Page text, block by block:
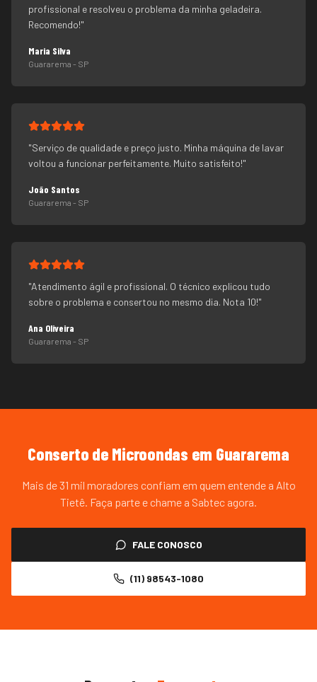
profissional e resolveu o problema da minha geladeira.
Recomendo!"
Maria Silva
Guararema - SP
"Serviço de qualidade e preço justo. Minha máquina de lavar
voltou a funcionar perfeitamente. Muito satisfeito!"
João Santos
Guararema - SP
"Atendimento ágil e profissional. O técnico explicou tudo
sobre o problema e consertou no mesmo dia. Nota 10!"
Ana Oliveira
Guararema - SP
Conserto de Microondas em Guararema
Mais de 31 mil moradores confiam em quem entende a Alto
Tietê. Faça parte e chame a Sabtec agora.
FALE CONOSCO
(11) 98543-1080